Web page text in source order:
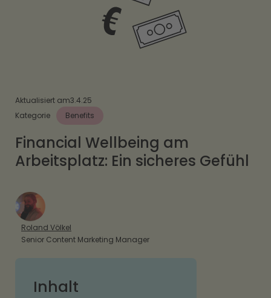
Aktualisiert am3.4.25
Kategorie
Benefits
Financial Wellbeing am
Arbeitsplatz: Ein sicheres Gefühl
Roland Völkel
Senior Content Marketing Manager
Inhalt